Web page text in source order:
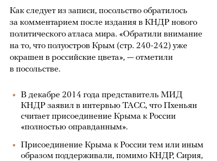
Как следует из записи, посольство обратилось
за комментарием после издания в КНДР нового
политического атласа мира. «Обратили внимание
на то, что полуостров Крым (стр. 240-242) уже
окрашен в российские цвета», — отметили
в посольстве.
В декабре 2014 года представитель МИД
КНДР заявил в интервью ТАСС, что Пхеньян
считает присоединение Крыма к России
«полностью оправданным».
Присоединение Крыма к России тем или иным
образом поддерживали, помимо КНДР, Сирия,